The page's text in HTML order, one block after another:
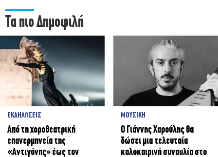
Τα πιο Δημοφιλή
ΕΚΔΗΛΩΣΕΙΣ
Από τη χοροθεατρική
επανερμηνεία της
«Αντιγόνης» έως τον
ΜΟΥΣΙΚΗ
Ο Γιάννης Χαρούλης θα
δώσει μια τελευταία
καλοκαιρινή συναυλία στο